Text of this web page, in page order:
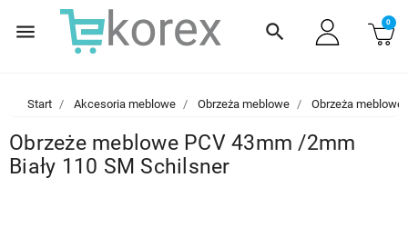
menu search 0
Start Akcesoria meblowe Obrzeża meblowe Obrzeża meblowe
Obrzeże meblowe PCV 43mm /2mm
Biały 110 SM Schilsner